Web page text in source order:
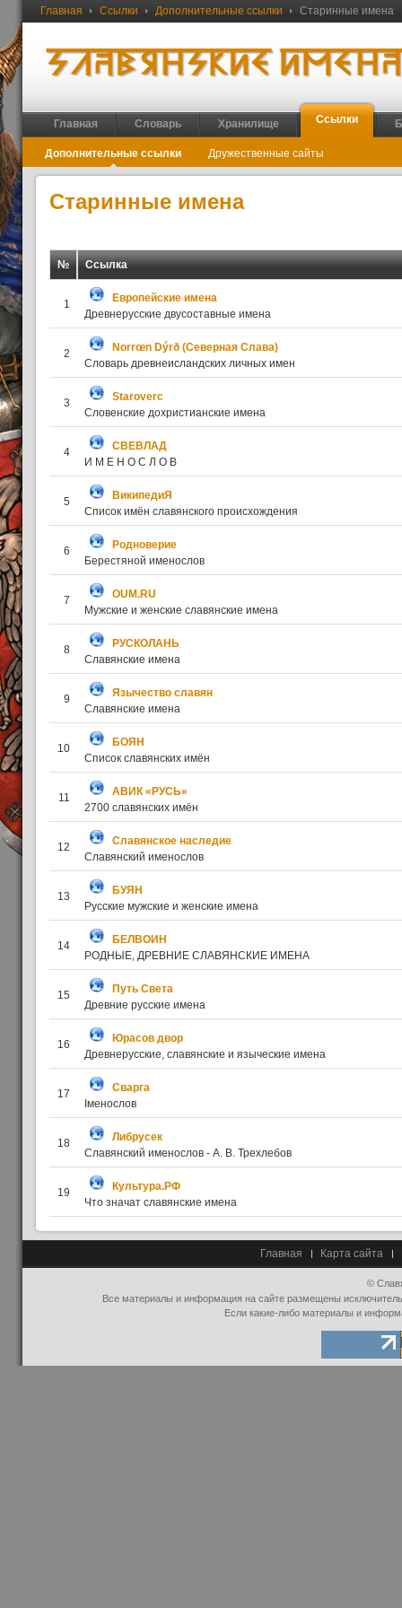
Главная Ссылки Дополнительные ссылки Старинные имена
Главная Словарь Хранилище Ссылки
Дополнительные ссылки Дружественные сайты
Старинные имена
№ Ссылка
1
Европейские имена
Древнерусские двусоставные имена
2
Norrœn Dýrð (Северная Слава)
Словарь древнеисландских личных имен
3
Staroverc
Словенские дохристианские имена
4
СВЕВЛАД
И М Е Н О С Л О В
5
ВикипедиЯ
Список имён славянского происхождения
6
Родноверие
Берестяной именослов
7
OUM.RU
Мужские и женские славянские имена
8
РУСКОЛАНЬ
Славянские имена
9
Язычество славян
Славянские имена
10
БОЯН
Список славянских имён
11
АВИК «РУСЬ»
2700 славянских имён
12
Славянское наследие
Славянский именослов
13
БУЯН
Русские мужские и женские имена
14
БЕЛВОИН
РОДНЫЕ, ДРЕВНИЕ СЛАВЯНСКИЕ ИМЕНА
15
Путь Света
Древние русские имена
16
Юрасов двор
Древнерусские, славянские и языческие имена
17
Cварга
Іменослов
18
Либрусек
Славянский именослов - А. В. Трехлебов
19
Культура.РФ
Что значат славянские имена
Главная Карта сайта
©
Все материалы и информация на сайте размещены
Если какие-либо материалы и